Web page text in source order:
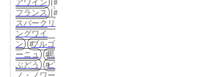
アワイン
フランス
スパークリ
ングワイ
ン
ブルゴ
ーニュ
黒
ぶどう
ピ